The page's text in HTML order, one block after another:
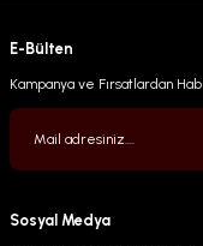
E-Bülten
Kampanya ve Fırsatlardan
Sosyal Medya